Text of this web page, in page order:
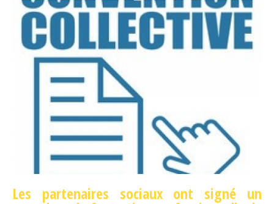
Les partenaires sociaux ont signé un